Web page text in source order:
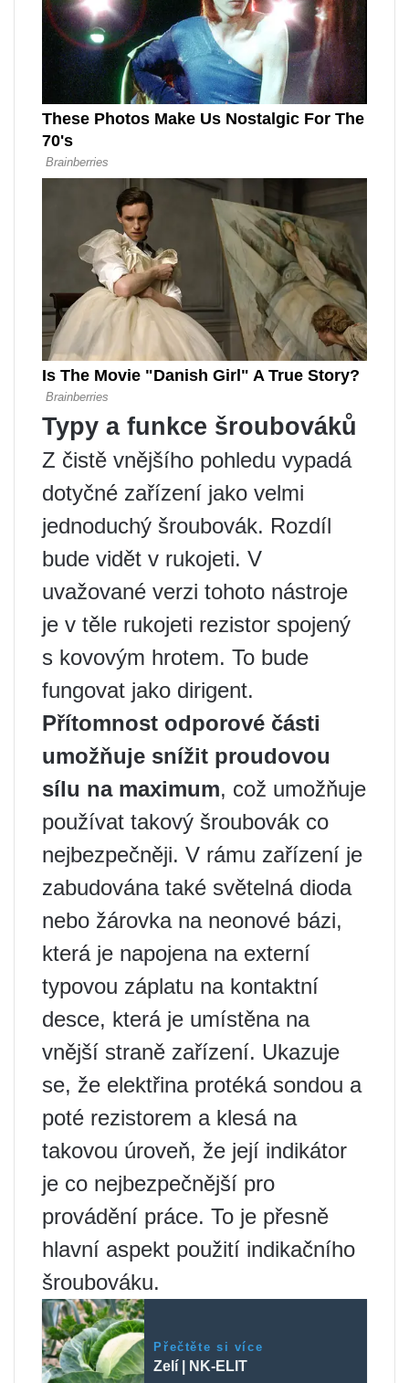
Typy a funkce šroubováků
Z čistě vnějšího pohledu vypadá
dotyčné zařízení jako velmi
jednoduchý šroubovák. Rozdíl
bude vidět v rukojeti. V
uvažované verzi tohoto nástroje
je v těle rukojeti rezistor spojený
s kovovým hrotem. To bude
fungovat jako dirigent.
Přítomnost odporové části
umožňuje snížit proudovou
sílu na maximum, což umožňuje
používat takový šroubovák co
nejbezpečněji. V rámu zařízení je
zabudována také světelná dioda
nebo žárovka na neonové bázi,
která je napojena na externí
typovou záplatu na kontaktní
desce, která je umístěna na
vnější straně zařízení. Ukazuje
se, že elektřina protéká sondou a
poté rezistorem a klesá na
takovou úroveň, že její indikátor
je co nejbezpečnější pro
provádění práce. To je přesně
hlavní aspekt použití indikačního
šroubováku.
Přečtěte si více
Zelí | NK-ELIT